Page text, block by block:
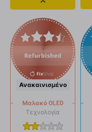
Dropdown
button
Ανακαινισμένο
Μαλακό OLED
Τεχνολογία